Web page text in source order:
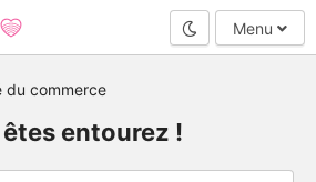
Mode nuit
Menu
du commerce
entourez !